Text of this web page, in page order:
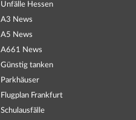
Unfälle Hessen
A3 News
A5 News
A661 News
Günstig tanken
Parkhäuser
Flugplan Frankfurt
Schulausfälle